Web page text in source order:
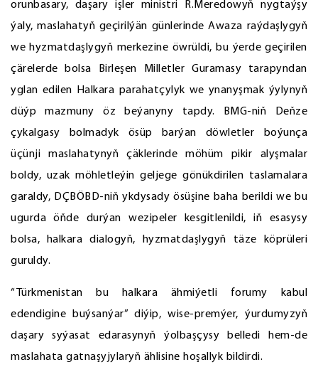
orunbasary, daşary işler ministri R.Meredowyň nygtaýşy
ýaly, maslahatyň geçirilýän günlerinde Awaza raýdaşlygyň
we hyzmatdaşlygyň merkezine öwrüldi, bu ýerde geçirilen
çärelerde bolsa Birleşen Milletler Guramasy tarapyndan
yglan edilen Halkara parahatçylyk we ynanyşmak ýylynyň
düýp mazmuny öz beýanyny tapdy. BMG-niň Deňze
çykalgasy bolmadyk ösüp barýan döwletler boýunça
üçünji maslahatynyň çäklerinde möhüm pikir alyşmalar
boldy, uzak möhletleýin geljege gönükdirilen taslamalara
garaldy, DÇBÖBD-niň ykdysady ösüşine baha berildi we bu
ugurda öňde durýan wezipeler kesgitlenildi, iň esasysy
bolsa, halkara dialogyň, hyzmatdaşlygyň täze köprüleri
guruldy.
“Türkmenistan bu halkara ähmiýetli forumy kabul
edendigine buýsanýar” diýip, wise-premýer, ýurdumyzyň
daşary syýasat edarasynyň ýolbaşçysy belledi hem-de
maslahata gatnaşyjylaryň ählisine hoşallyk bildirdi.